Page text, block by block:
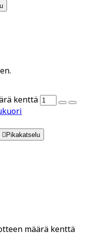
kenttä
 Pikakatselu
määrä kenttä